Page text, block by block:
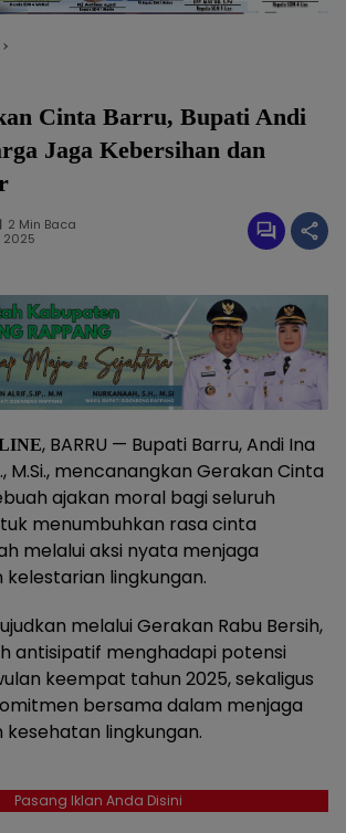
Cinta Barru, Bupati Andi
Jaga Kebersihan dan
2 Min Baca
2025
, BARRU — Bupati Barru, Andi Ina
M.Si., mencanangkan Gerakan Cinta
ajakan moral bagi seluruh
menumbuhkan rasa cinta
melalui aksi nyata menjaga
kelestarian lingkungan.
melalui Gerakan Rabu Bersih,
antisipatif menghadapi potensi
keempat tahun 2025, sekaligus
bersama dalam menjaga
lingkungan.
Pasang Iklan Anda Disini